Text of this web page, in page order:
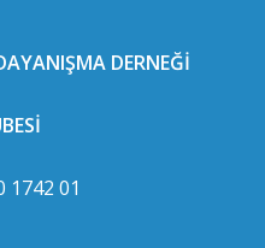
DERNEĞİ
1742 01